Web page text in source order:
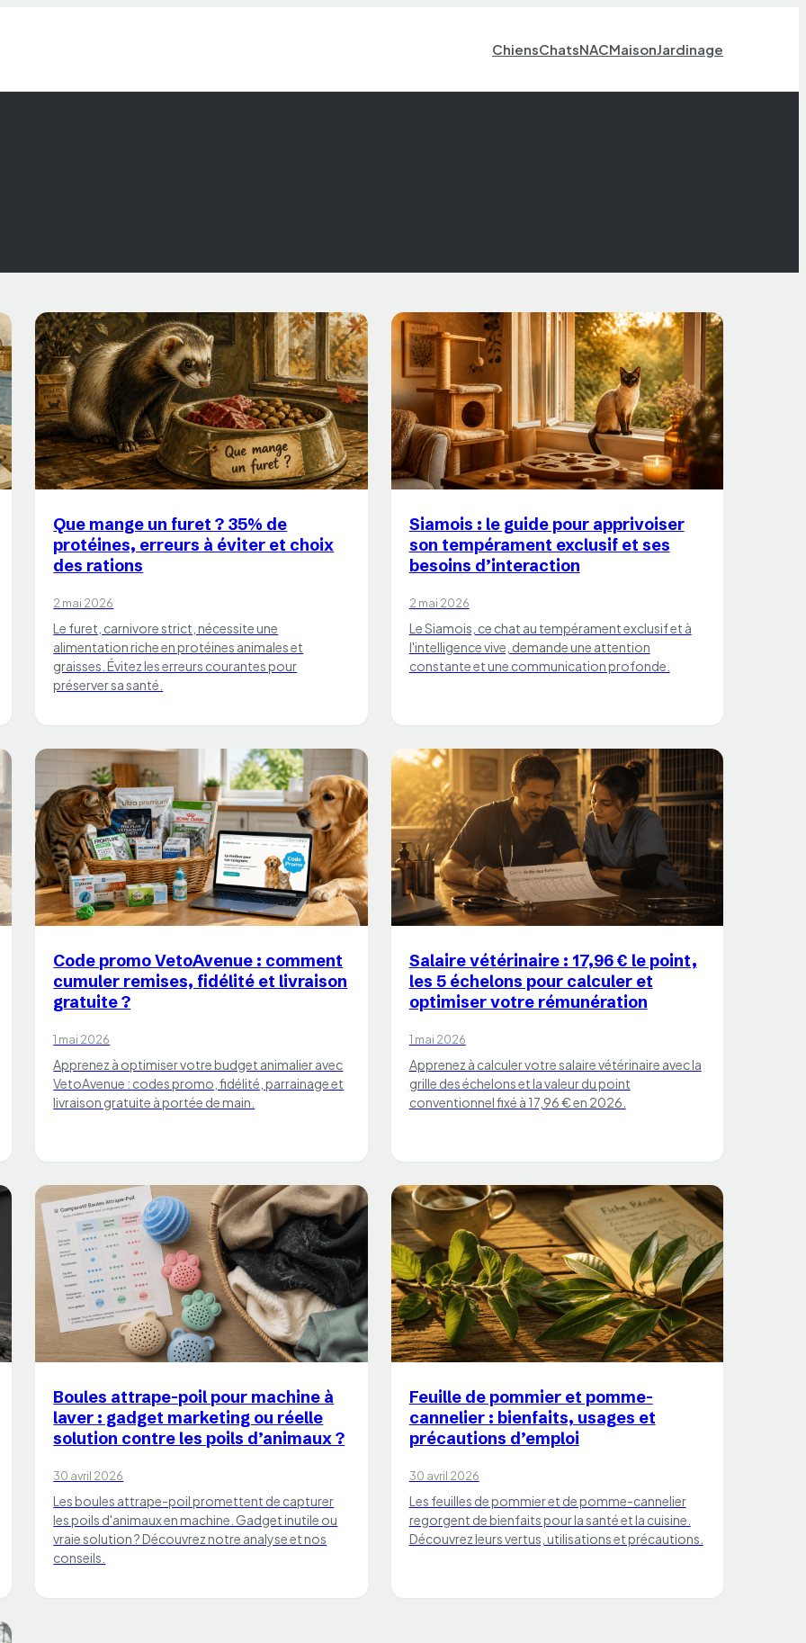
ChiensChatsNACMaisonJardinage
Que mange un furet ? 35% de
protéines, erreurs à éviter et choix
des rations
2 mai 2026
Le furet, carnivore strict, nécessite une
alimentation riche en protéines animales et
graisses. Évitez les erreurs courantes pour
préserver sa santé.
Siamois : le guide pour apprivoiser
son tempérament exclusif et ses
besoins d’interaction
2 mai 2026
Le Siamois, ce chat au tempérament exclusif et à
l'intelligence vive, demande une attention
constante et une communication profonde.
Code promo VetoAvenue : comment
cumuler remises, fidélité et livraison
gratuite ?
1 mai 2026
Apprenez à optimiser votre budget animalier avec
VetoAvenue : codes promo, fidélité, parrainage et
livraison gratuite à portée de main.
Salaire vétérinaire : 17,96 € le point,
les 5 échelons pour calculer et
optimiser votre rémunération
1 mai 2026
Apprenez à calculer votre salaire vétérinaire avec la
grille des échelons et la valeur du point
conventionnel fixé à 17,96 € en 2026.
Boules attrape-poil pour machine à
laver : gadget marketing ou réelle
solution contre les poils d’animaux ?
30 avril 2026
Les boules attrape-poil promettent de capturer
les poils d'animaux en machine. Gadget inutile ou
vraie solution ? Découvrez notre analyse et nos
conseils.
Feuille de pommier et pomme-
cannelier : bienfaits, usages et
précautions d’emploi
30 avril 2026
Les feuilles de pommier et de pomme-cannelier
regorgent de bienfaits pour la santé et la cuisine.
Découvrez leurs vertus, utilisations et précautions.